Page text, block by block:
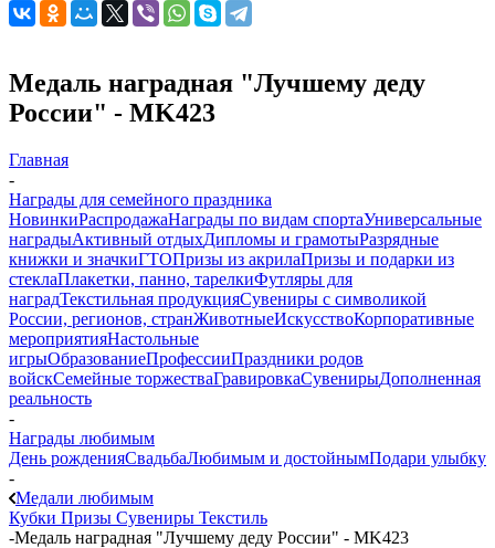
Медаль наградная "Лучшему деду
России" - MK423
Главная
-
Награды для семейного праздника
НовинкиРаспродажаНаграды по видам спортаУниверсальные
наградыАктивный отдыхДипломы и грамотыРазрядные
книжки и значкиГТОПризы из акрилаПризы и подарки из
стеклаПлакетки, панно, тарелкиФутляры для
наградТекстильная продукцияСувениры с символикой
России, регионов, странЖивотныеИскусствоКорпоративные
мероприятияНастольные
игрыОбразованиеПрофессииПраздники родов
войскСемейные торжестваГравировкаСувенирыДополненная
реальность
-
Награды любимым
День рожденияСвадьбаЛюбимым и достойнымПодари улыбку
-
Медали любимым
Кубки Призы Сувениры Текстиль
-Медаль наградная "Лучшему деду России" - MK423